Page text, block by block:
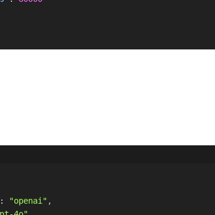
: "openai" ,